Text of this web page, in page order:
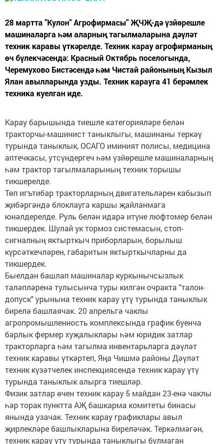
28 мартта "Кулон" Агрофирмасы" ҖЧҖ-дә үзйөрешле
машиналарга һәм аларның тагылмаларына дәүләт
техник каравы үткәрелде. Техник карау агрофирманың
өч бүлекчәсендә: Красный Октябрь поселогында,
Черемухово Бистәсендә һәм Чистай районының Кызыл
Ялан авылларында узды. Техник карауга 41 берәмлек
техника куелган иде.
Карау барышында тиешле категорияләре белән
тракторчы-машинист таныклыгы, машинаны теркәү
турында таныклык, ОСАГО иминият полисы, медицина
аптечкасы, утсүндергеч һәм үзйөрешле машиналарның
һәм трактор тагылмаларының техник торышы
тикшерелде.
Төп игътибар тракторларның двигательләрен кабызып
җибәргәндә блоклауга каршы җайланмага
юнәлдерелде. Руль белән идарә итүне люфтомер белән
тикшердек. Шулай ук тормоз системасын, стоп-
сигналның яктырткыч приборларын, борылыш
күрсәткечләрен, габаритын яктырткычларны да
тикшердек.
Быелдан башлап машиналар куркынычсызлык
таләпләренә тулысынча туры килгән очракта "талон-
допуск" урынына техник карау үтү турында таныклык
бирелә башлаячак. 20 апрельгә чаклы
агропромышленность комплексында график буенча
барлык фермер хуҗалыклары һәм юридик затлар
тракторларга һәм тагылма инвентарьларга дәүләт
техник каравы үткәртеп, Яңа Чишмә районы Дәүләт
техник күзәтчелек инспекциясендә техник карау үтү
турында таныклык алырга тиешләр.
Физик затлар өчен техник карау 5 майдан 23-енә чаклы
һәр торак пунктта АҖ башкарма комитеты бинасы
янында узачак. Техник карау графиклары авыл
җирлекләре башлыкларына биреләчәк. Теркәлмәгән,
техник карау үтү турында таныклыгы булмаган